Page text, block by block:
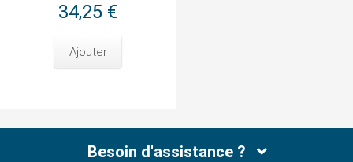
34,25 €
Ajouter
Besoin d'assistance ?